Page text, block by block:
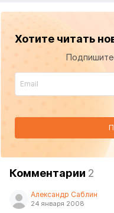
Хотите читать
Комментарии 2
Александр Саблин
24 января 2008